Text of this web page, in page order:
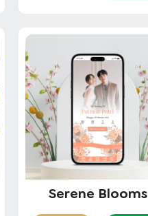
Serene Blooms